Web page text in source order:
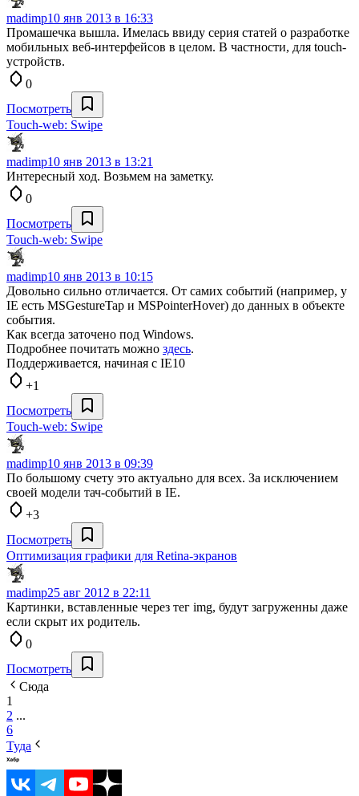
madimp10 янв 2013 в 16:33
Промашечка вышла. Имелась ввиду серия статей о разработке
мобильных веб-интерфейсов в целом. В частности, для touch-
устройств.
0
Посмотреть
Touch-web: Swipe
madimp10 янв 2013 в 13:21
Интересный ход. Возьмем на заметку.
0
Посмотреть
Touch-web: Swipe
madimp10 янв 2013 в 10:15
Довольно сильно отличается. От самих событий (например, у
IE есть MSGestureTap и MSPointerHover) до данных в объекте
события.
Как всегда заточено под Windows.
Подробнее почитать можно здесь.
Поддерживается, начиная с IE10
+1
Посмотреть
Touch-web: Swipe
madimp10 янв 2013 в 09:39
По большому счету это актуально для всех. За исключением
своей модели тач-событий в IE.
+3
Посмотреть
Оптимизация графики для Retina-экранов
madimp25 авг 2012 в 22:11
Картинки, вставленные через тег img, будут загруженны даже
если скрыт их родитель.
0
Посмотреть
Сюда
1
2 ...
6
Туда